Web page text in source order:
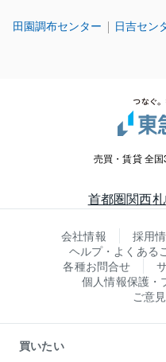
田園調布センター 日吉セン
売買・賃貸 全
首都圏関西
会社情報 採用
ヘルプ・よくある
各種お問合せ
個人情報保護・
ご意
買いたい